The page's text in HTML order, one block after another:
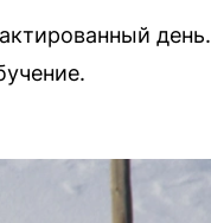
день.